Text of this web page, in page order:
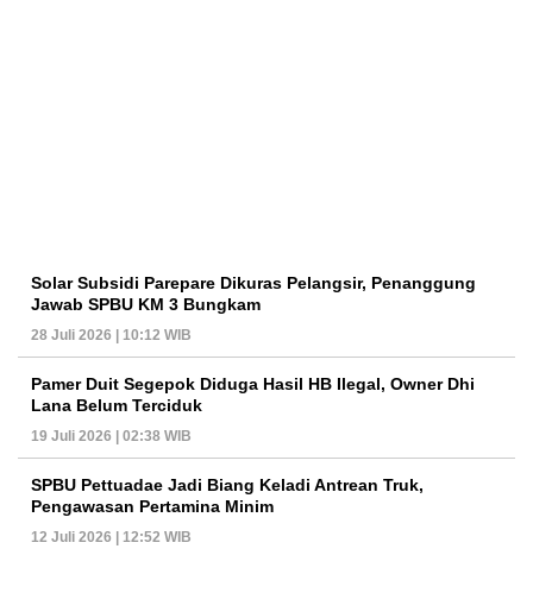
Solar Subsidi Parepare Dikuras Pelangsir, Penanggung
Jawab SPBU KM 3 Bungkam
28 Juli 2026 | 10:12 WIB
Pamer Duit Segepok Diduga Hasil HB Ilegal, Owner Dhi
Lana Belum Terciduk
19 Juli 2026 | 02:38 WIB
SPBU Pettuadae Jadi Biang Keladi Antrean Truk,
Pengawasan Pertamina Minim
12 Juli 2026 | 12:52 WIB